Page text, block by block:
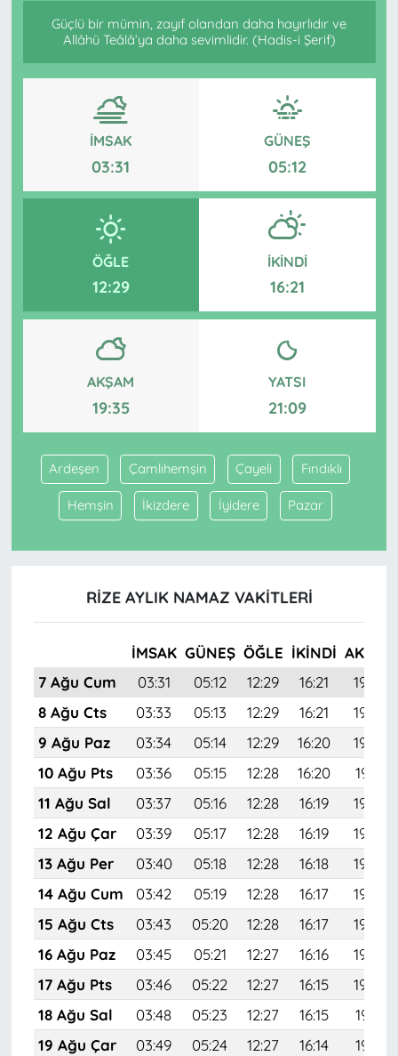
Güçlü bir mümin, zayıf olandan daha hayırlıdır ve
Allâhü Teâlâ’ya daha sevimlidir. (Hadis-i Şerif)
İMSAK
03:31
GÜNEŞ
05:12
ÖĞLE
12:29
İKINDI
16:21
AKŞAM
19:35
YATSI
21:09
Ardeşen Çamlıhemşin Çayeli Fındıklı
Hemşin İkizdere İyidere Pazar
RIZE AYLIK NAMAZ VAKITLERI
İMSAK GÜNEŞ ÖĞLE İKINDI AKŞAM
7 Ağu Cum
03:31 05:12 12:29 16:21
19:35
8 Ağu Cts
03:33 05:13 12:29 16:21
19:34
9 Ağu Paz
03:34 05:14 12:29 16:20
19:33
10 Ağu Pts
03:36 05:15 12:28 16:20
19:31
11 Ağu Sal
03:37 05:16 12:28 16:19
19:30
12 Ağu Çar
03:39 05:17 12:28 16:19
19:29
13 Ağu Per
03:40 05:18 12:28 16:18
19:28
14 Ağu Cum
03:42 05:19 12:28 16:17
19:26
15 Ağu Cts
03:43 05:20 12:28 16:17
19:25
16 Ağu Paz
03:45 05:21 12:27 16:16
19:23
17 Ağu Pts
03:46 05:22 12:27 16:15
19:22
18 Ağu Sal
03:48 05:23 12:27 16:15
19:21
19 Ağu Çar
03:49 05:24 12:27 16:14
19:19